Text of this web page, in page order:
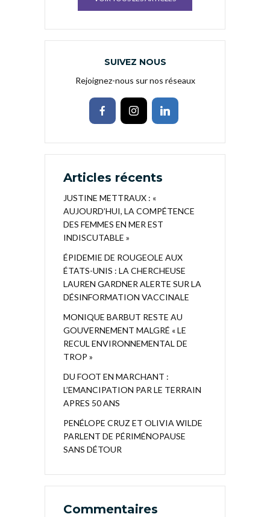
SUIVEZ NOUS
Rejoignez-nous sur nos réseaux
Articles récents
JUSTINE METTRAUX : «
AUJOURD’HUI, LA COMPÉTENCE
DES FEMMES EN MER EST
INDISCUTABLE »
ÉPIDEMIE DE ROUGEOLE AUX
ÉTATS-UNIS : LA CHERCHEUSE
LAUREN GARDNER ALERTE SUR LA
DÉSINFORMATION VACCINALE
MONIQUE BARBUT RESTE AU
GOUVERNEMENT MALGRÉ « LE
RECUL ENVIRONNEMENTAL DE
TROP »
DU FOOT EN MARCHANT :
L’EMANCIPATION PAR LE TERRAIN
APRES 50 ANS
PENÉLOPE CRUZ ET OLIVIA WILDE
PARLENT DE PÉRIMÉNOPAUSE
SANS DÉTOUR
Commentaires